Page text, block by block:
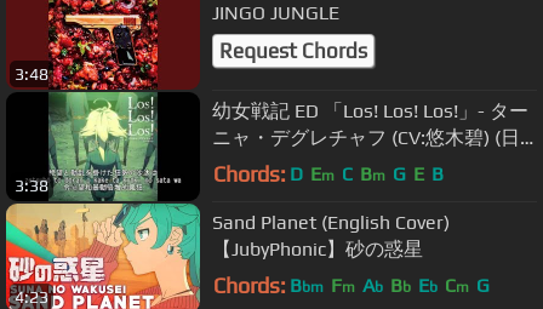
3:48
JINGO JUNGLE
Request Chords
3:38
幼女戦記 ED 「Los! Los! Los!」- ター
ニャ・デグレチャフ (CV:悠木碧) (日
本語/ローマ字字幕付き)
Chords: D Em C Bm G E B
4:23
Sand Planet (English Cover)
【JubyPhonic】砂の惑星
Chords: Bbm Fm Ab Bb Eb Cm G